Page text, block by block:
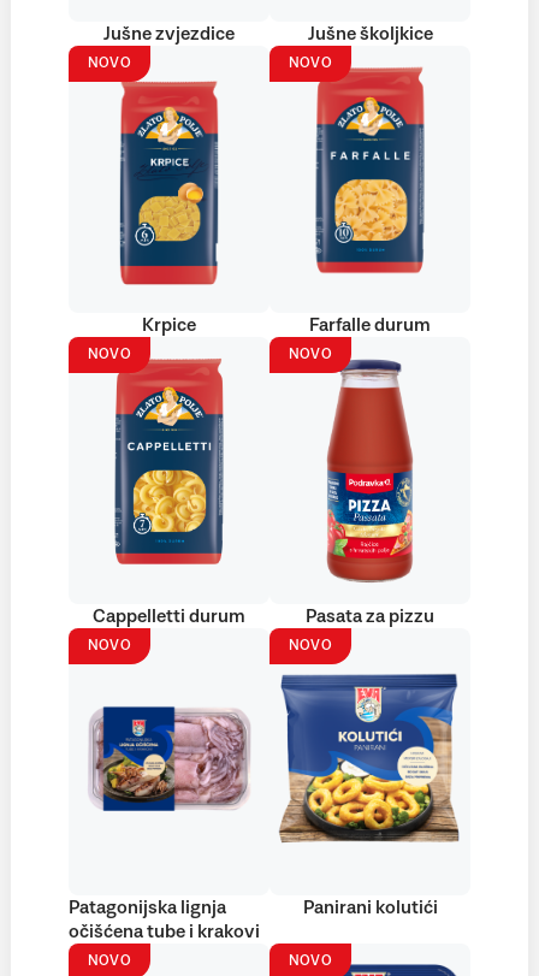
Jušne zvjezdice Jušne školjkice
NOVO
Krpice
NOVO
Farfalle durum
NOVO
Cappelletti durum
NOVO
Pasata za pizzu
NOVO
Patagonijska lignja
očišćena tube i krakovi
NOVO
Panirani kolutići
NOVO NOVO